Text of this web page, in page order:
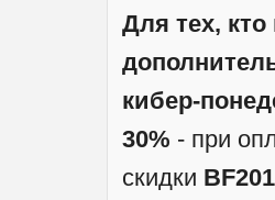
Для тех,
кибер-
30% - при
скидки